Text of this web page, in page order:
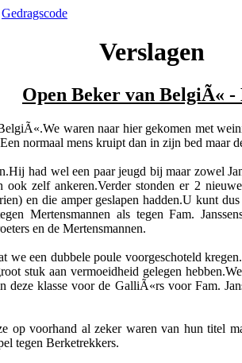
Gedragscode
Verslagen
Open Beker van BelgiÃ«
waren naar hier gekomen met
normaal mens kruipt dan in zijn bed maar
had wel een paar jeugd bij maar zowel
ook zelf ankeren.Verder stonden er 2
en die amper geslapen hadden.U kunt
Mertensmannen als tegen Fam.
en de Mertensmannen.
we een dubbele poule voorgeschoteld
stuk aan vermoeidheid gelegen
klasse voor de GalliÃ«rs voor Fam.
op voorhand al zeker waren van hun titel
tegen Berketrekkers.